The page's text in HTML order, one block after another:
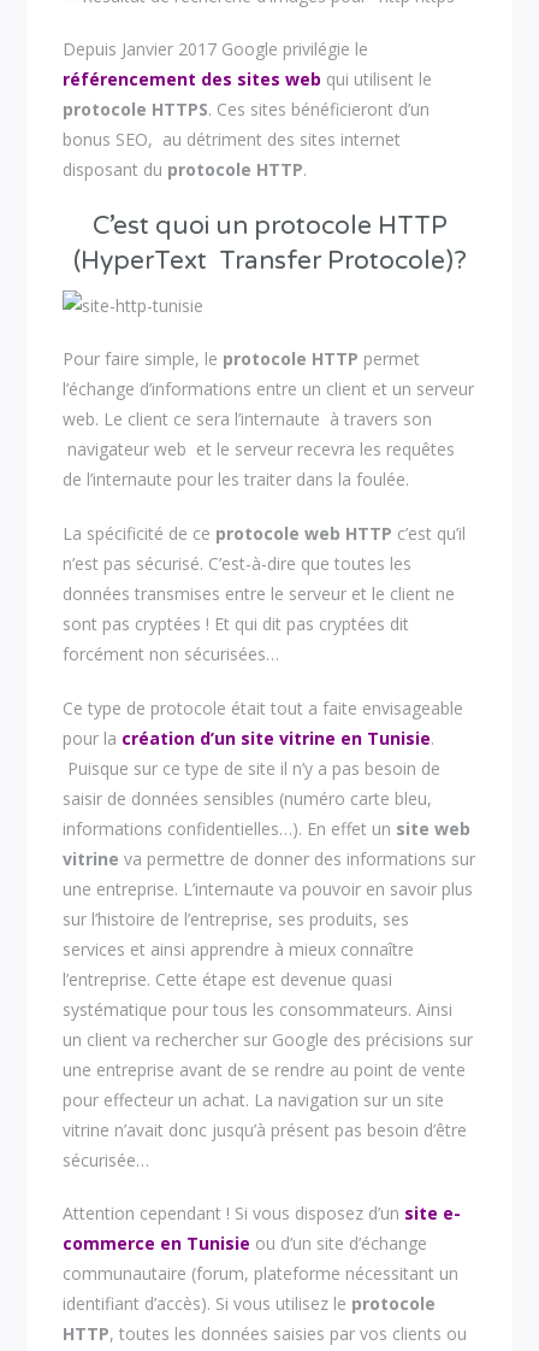
Depuis Janvier 2017 Google privilégie le
référencement des sites web qui utilisent le
protocole HTTPS. Ces sites bénéficieront d’un
bonus SEO, au détriment des sites internet
disposant du protocole HTTP.
C’est quoi un protocole HTTP
(HyperText Transfer Protocole)?
Pour faire simple, le protocole HTTP permet
l’échange d’informations entre un client et un serveur
web. Le client ce sera l’internaute à travers son
navigateur web et le serveur recevra les requêtes
de l’internaute pour les traiter dans la foulée.
La spécificité de ce protocole web HTTP c’est qu’il
n’est pas sécurisé. C’est-à-dire que toutes les
données transmises entre le serveur et le client ne
sont pas cryptées ! Et qui dit pas cryptées dit
forcément non sécurisées…
Ce type de protocole était tout a faite envisageable
pour la création d’un site vitrine en Tunisie.
Puisque sur ce type de site il n’y a pas besoin de
saisir de données sensibles (numéro carte bleu,
informations confidentielles…). En effet un site web
vitrine va permettre de donner des informations sur
une entreprise. L’internaute va pouvoir en savoir plus
sur l’histoire de l’entreprise, ses produits, ses
services et ainsi apprendre à mieux connaître
l’entreprise. Cette étape est devenue quasi
systématique pour tous les consommateurs. Ainsi
un client va rechercher sur Google des précisions sur
une entreprise avant de se rendre au point de vente
pour effecteur un achat. La navigation sur un site
vitrine n’avait donc jusqu’à présent pas besoin d’être
sécurisée…
Attention cependant ! Si vous disposez d’un site e-
commerce en Tunisie ou d’un site d’échange
communautaire (forum, plateforme nécessitant un
identifiant d’accès). Si vous utilisez le protocole
HTTP, toutes les données saisies par vos clients ou